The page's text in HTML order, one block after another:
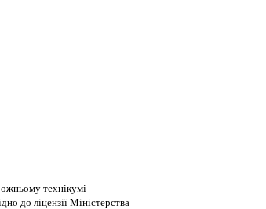
технікумі
до ліцензії Міністерства